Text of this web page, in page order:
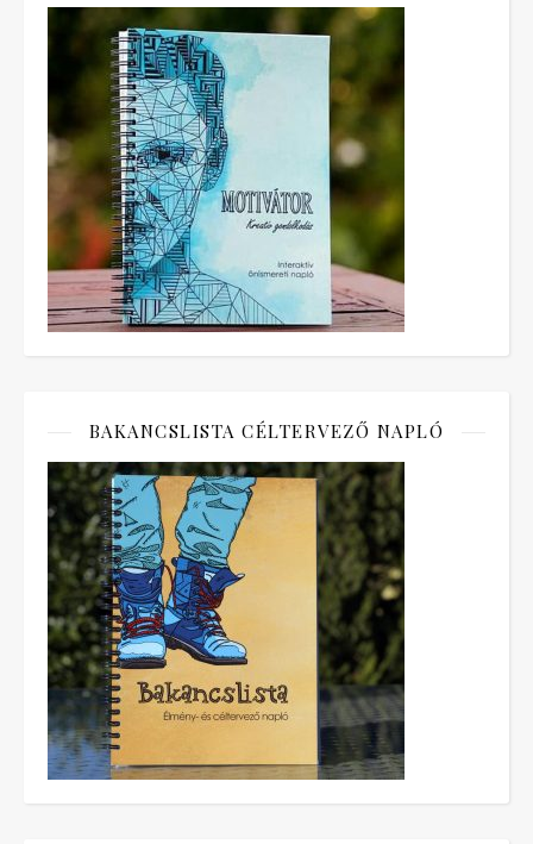
BAKANCSLISTA CÉLTERVEZŐ NAPLÓ